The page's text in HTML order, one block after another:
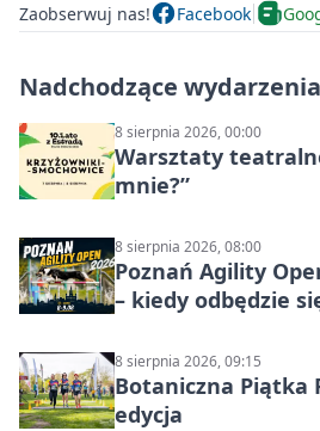
Zaobserwuj nas! Facebook
Nadchodzące wydarzenia
8 sierpnia 2026, 00:00
Warsztaty
mnie?”
8 sierpnia 2026, 08:00
Poznań Agility
– kiedy odbędzie
8 sierpnia 2026, 09:15
Botaniczna Piątka
edycja